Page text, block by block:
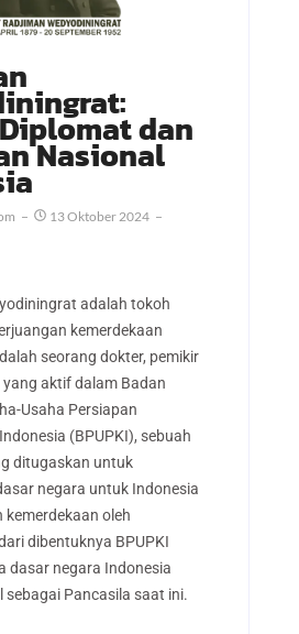
dan
Nasional
13 Oktober 2024
adalah tokoh
kemerdekaan
seorang dokter, pemikir
aktif dalam Badan
Usaha Persiapan
(BPUPKI), sebuah
ditugaskan untuk
negara untuk Indonesia
kemerdekaan oleh
dibentuknya BPUPKI
dasar negara Indonesia
sebagai Pancasila saat ini.